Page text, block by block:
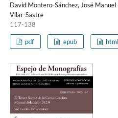
David Montero-Sánchez, José
Vilar-Sastre
117-138
pdf epub html